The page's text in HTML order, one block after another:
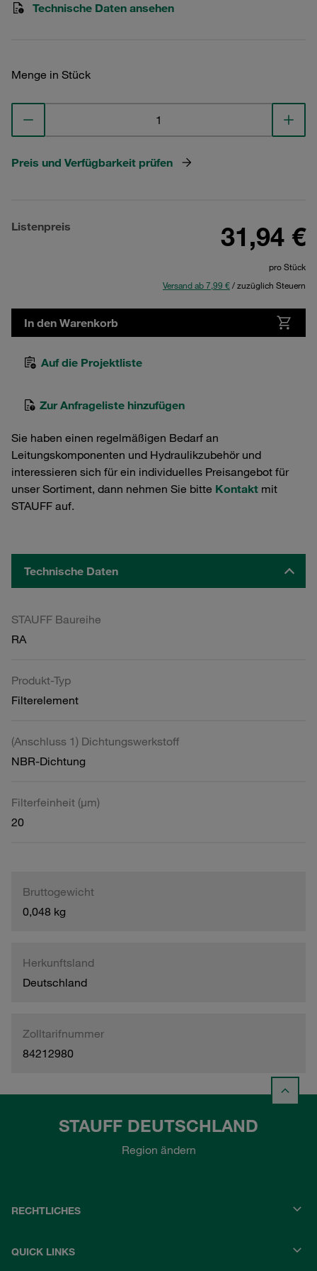
Technische Daten ansehen
Menge in Stück
Preis und Verfügbarkeit prüfen
Listenpreis 31,94 €
pro Stück
Versand ab 7,99 €/ zuzüglich Steuern
In den Warenkorb
Auf die Projektliste
Zur Anfrageliste hinzufügen
Sie haben einen regelmäßigen Bedarf an
Leitungskomponenten und Hydraulikzubehör und
interessieren sich für ein individuelles Preisangebot für
unser Sortiment, dann nehmen Sie bitte Kontakt mit
STAUFF auf.
Technische Daten
STAUFF Baureihe
RA
Produkt-Typ
Filterelement
(Anschluss 1) Dichtungswerkstoff
NBR-Dichtung
Filterfeinheit (µm)
20
Bruttogewicht
0,048 kg
Herkunftsland
Deutschland
Zolltarifnummer
84212980
STAUFF DEUTSCHLAND
Region ändern
RECHTLICHES
QUICK LINKS